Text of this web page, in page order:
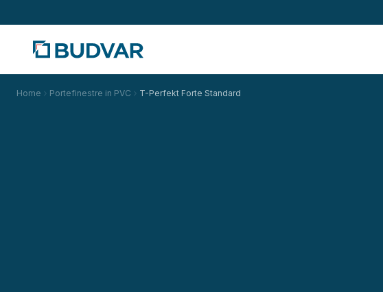
Home Portefinestre in PVC T-Perfekt Forte Standard